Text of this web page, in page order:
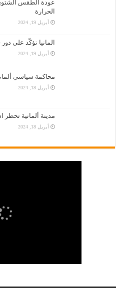
عودة الطقس الشتوي
الحرارة
أبريل 19, 2024
المانيا تؤكّد على
أبريل 19, 2024
محاكمة سياسي
أبريل 18, 2024
مدينة ألمانية تحظر
أبريل 18, 2024